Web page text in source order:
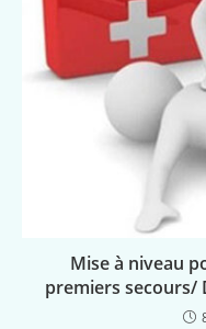
Mise à niveau
premiers secours/